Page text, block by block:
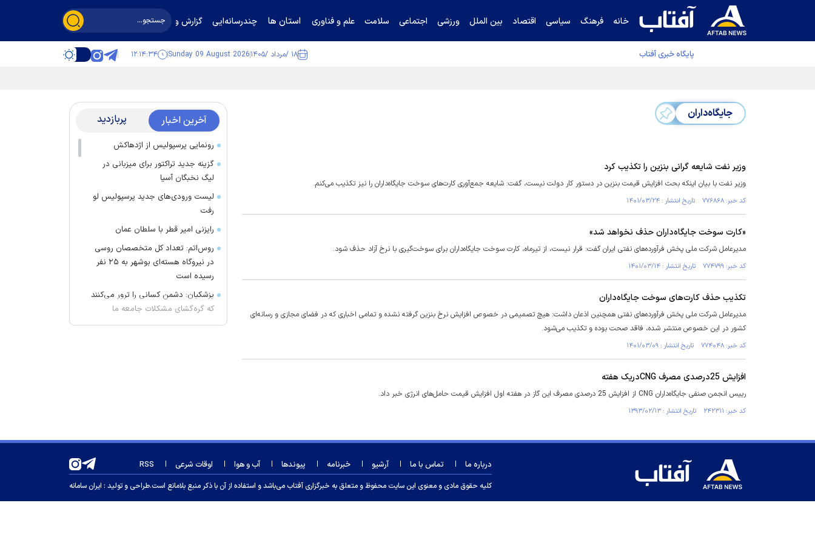
خانه فرهنگ سیاسی اقتصاد بین الملل ورزشی اجتماعی سلامت علم و فناوری استان ها چندرسانه‌ایی گزارش و گفت‌وگو
پایگاه خبری آفتاب ۱۸ /مرداد /۱۴۰۵ Sunday 09 August 2026 ۱۲:۱۴:۳۴
جایگاه‌داران
وزیر نفت شایعه گرانی بنزین را تکذیب کرد
وزیر نفت با بیان اینکه بحث افزایش قیمت بنزین در دستور کار دولت نیست، گفت: شایعه جمع‌آوری کارت‌های سوخت جایگاه‌داران را نیز تکذیب می‌کنم.
کد خبر: ۷۷۶۸۶۸ تاریخ انتشار : ۱۴۰۱/۰۳/۲۴
«کارت سوخت جایگاه‌داران حذف نخواهد شد»
مدیرعامل شرکت ملی پخش فرآورده‌های نفتی ایران گفت: قرار نیست، از تیرماه، کارت سوخت جایگاه‌داران برای سوخت‌گیری با نرخ آزاد حذف شود.
کد خبر: ۷۷۴۷۹۹ تاریخ انتشار : ۱۴۰۱/۰۳/۱۴
تکذیب حذف کارت‌های سوخت جایگاه‌داران
مدیرعامل شرکت ملی پخش فرآورده‌های نفتی همچنین اذعان داشت: هیچ تصمیمی در خصوص افزایش نرخ بنزین گرفته نشده و تمامی اخباری که در فضای مجازی و رسانه‌ای
کشور در این خصوص منتشر شده، فاقد صحت بوده و تکذیب می‌شود.
کد خبر: ۷۷۴۰۴۸ تاریخ انتشار : ۱۴۰۱/۰۳/۰۹
افزایش 25درصدی مصرف CNGدریک هفته
رییس انجمن صنفی‌ جایگاه‌داران CNG از افزایش 25 درصدی مصرف این گاز در هفته اول افزایش قیمت حامل‌های انرژی خبر داد.
کد خبر: ۲۴۲۳۱۱ تاریخ انتشار : ۱۳۹۳/۰۲/۱۳
آخرین اخبار پربازدید
رونمایی پرسپولیس از اژدهاکش
گزینه جدید تراکتور برای میزبانی در
لیگ نخبگان آسیا
لیست ورودی‌های جدید پرسپولیس لو
رفت
رایزنی امیر قطر با سلطان عمان
روس‌اتم: تعداد کل متخصصان روسی
در نیروگاه هسته‌ای بوشهر به ۲۵ نفر
رسیده است
پزشکیان: دشمن کسانی را ترور می‌کنند
که گره‌گشای مشکلات جامعه ما
هستند
با حقوق ۱۸ میلیونی دم از جوانی
جمعیت نزنید!
بیانیه مجلس به پزشکیان درباره
درباره ما تماس با ما آرشیو خبرنامه پیوندها آب و هوا اوقات شرعی RSS
کلیه حقوق مادی و معنوی این سایت محفوظ و متعلق به خبرگزاری آفتاب می‌باشد و استفاده از آن با ذکر منبع بلامانع است.طراحی و تولید : ایران سامانه